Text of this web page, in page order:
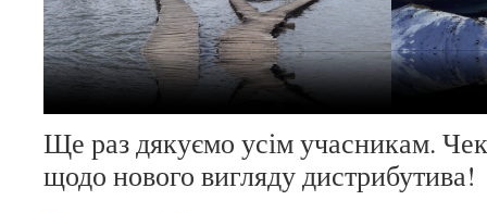
Ще раз дякуємо усім учасникам.
щодо нового вигляду дистрибутива!